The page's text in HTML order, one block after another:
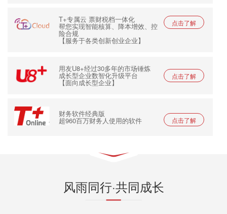
T+专属云 票财税档一体化
帮您实现智能核算、降本增效、控
险合规
【服务于各类创新创业企业】
点击了解
用友U8+经过30多年的市场锤炼
成长型企业数智化升级平台
【面向成长型企业】
点击了解
财务软件经典版
超960百万财务人使用的软件 点击了解
风雨同行·共同成长